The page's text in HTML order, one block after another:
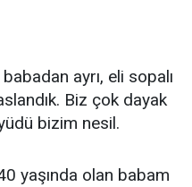
ayrı, eli sopalı
Biz çok dayak
bizim nesil.
yaşında olan babam